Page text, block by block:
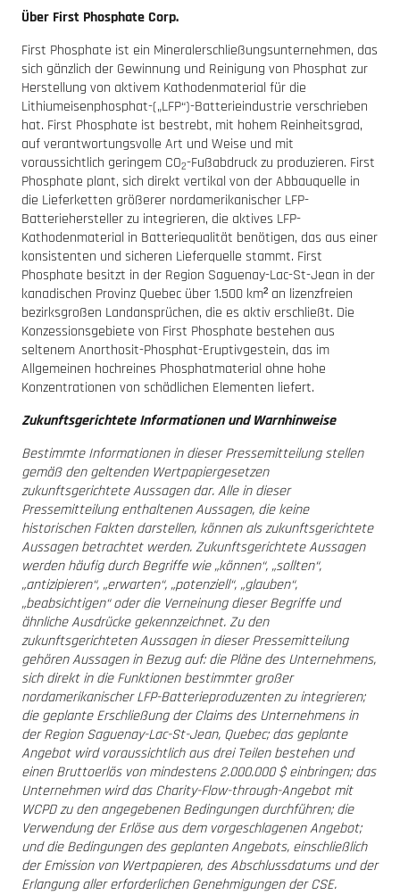
Über First Phosphate Corp.
First Phosphate ist ein Mineralerschließungsunternehmen, das
sich gänzlich der Gewinnung und Reinigung von Phosphat zur
Herstellung von aktivem Kathodenmaterial für die
Lithiumeisenphosphat-(„LFP“)-Batterieindustrie verschrieben
hat. First Phosphate ist bestrebt, mit hohem Reinheitsgrad,
auf verantwortungsvolle Art und Weise und mit
voraussichtlich geringem CO2-Fußabdruck zu produzieren. First
Phosphate plant, sich direkt vertikal von der Abbauquelle in
die Lieferketten größerer nordamerikanischer LFP-
Batteriehersteller zu integrieren, die aktives LFP-
Kathodenmaterial in Batteriequalität benötigen, das aus einer
konsistenten und sicheren Lieferquelle stammt. First
Phosphate besitzt in der Region Saguenay-Lac-St-Jean in der
kanadischen Provinz Quebec über 1.500 km² an lizenzfreien
bezirksgroßen Landansprüchen, die es aktiv erschließt. Die
Konzessionsgebiete von First Phosphate bestehen aus
seltenem Anorthosit-Phosphat-Eruptivgestein, das im
Allgemeinen hochreines Phosphatmaterial ohne hohe
Konzentrationen von schädlichen Elementen liefert.
Zukunftsgerichtete Informationen und Warnhinweise
Bestimmte Informationen in dieser Pressemitteilung stellen
gemäß den geltenden Wertpapiergesetzen
zukunftsgerichtete Aussagen dar. Alle in dieser
Pressemitteilung enthaltenen Aussagen, die keine
historischen Fakten darstellen, können als zukunftsgerichtete
Aussagen betrachtet werden. Zukunftsgerichtete Aussagen
werden häufig durch Begriffe wie „können“, „sollten“,
„antizipieren“, „erwarten“, „potenziell“, „glauben“,
„beabsichtigen“ oder die Verneinung dieser Begriffe und
ähnliche Ausdrücke gekennzeichnet. Zu den
zukunftsgerichteten Aussagen in dieser Pressemitteilung
gehören Aussagen in Bezug auf: die Pläne des Unternehmens,
sich direkt in die Funktionen bestimmter großer
nordamerikanischer LFP-Batterieproduzenten zu integrieren;
die geplante Erschließung der Claims des Unternehmens in
der Region Saguenay-Lac-St-Jean, Quebec; das geplante
Angebot wird voraussichtlich aus drei Teilen bestehen und
einen Bruttoerlös von mindestens 2.000.000 $ einbringen; das
Unternehmen wird das Charity-Flow-through-Angebot mit
WCPD zu den angegebenen Bedingungen durchführen; die
Verwendung der Erlöse aus dem vorgeschlagenen Angebot;
und die Bedingungen des geplanten Angebots, einschließlich
der Emission von Wertpapieren, des Abschlussdatums und der
Erlangung aller erforderlichen Genehmigungen der CSE.